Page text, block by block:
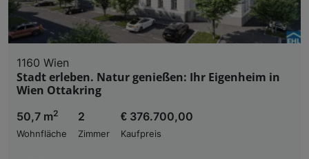
1160 Wien
Stadt erleben. Natur genießen: Ihr Eigenheim in
Wien Ottakring
50,7 m2
Wohnfläche
2
Zimmer
€ 376.700,00
Kaufpreis